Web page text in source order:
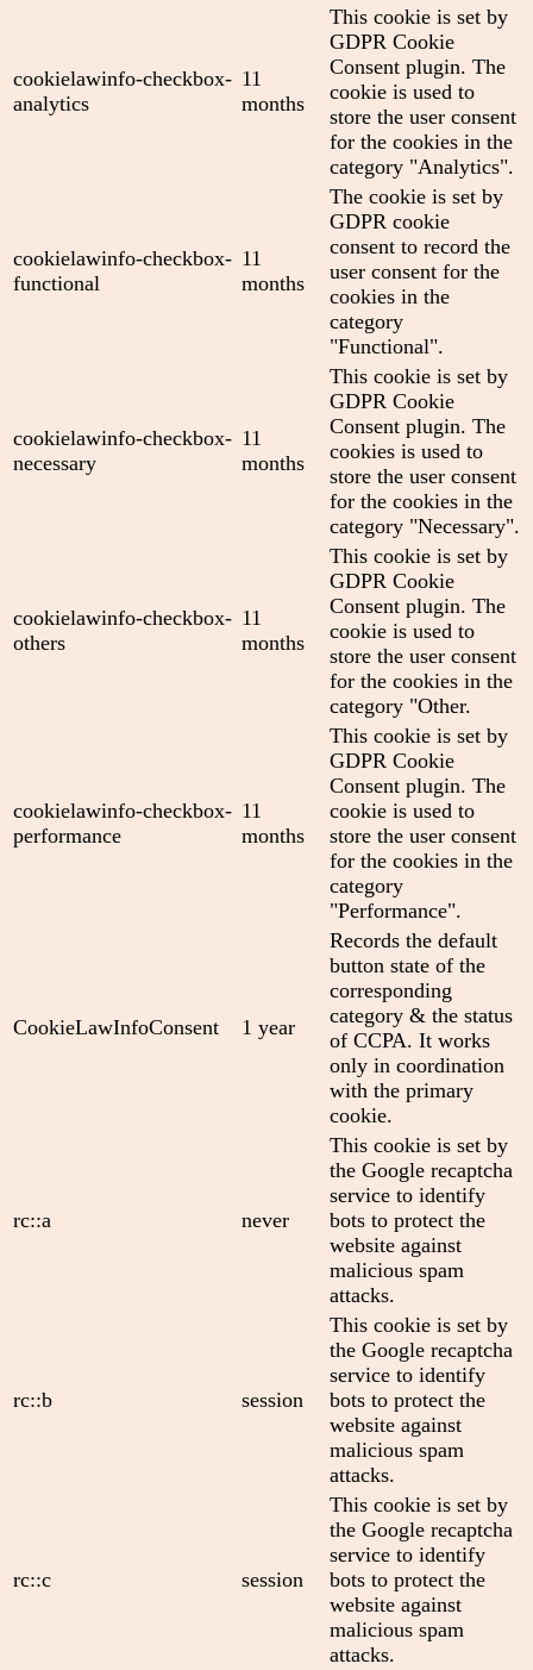
cookielawinfo-checkbox-
analytics
11
months
This cookie is set by
GDPR Cookie
Consent plugin. The
cookie is used to
store the user consent
for the cookies in the
category "Analytics".
cookielawinfo-checkbox-
functional
11
months
The cookie is set by
GDPR cookie
consent to record the
user consent for the
cookies in the
category
"Functional".
cookielawinfo-checkbox-
necessary
11
months
This cookie is set by
GDPR Cookie
Consent plugin. The
cookies is used to
store the user consent
for the cookies in the
category "Necessary".
cookielawinfo-checkbox-
others
11
months
This cookie is set by
GDPR Cookie
Consent plugin. The
cookie is used to
store the user consent
for the cookies in the
category "Other.
cookielawinfo-checkbox-
performance
11
months
This cookie is set by
GDPR Cookie
Consent plugin. The
cookie is used to
store the user consent
for the cookies in the
category
"Performance".
CookieLawInfoConsent 1 year
Records the default
button state of the
corresponding
category & the status
of CCPA. It works
only in coordination
with the primary
cookie.
rc::a never
This cookie is set by
the Google recaptcha
service to identify
bots to protect the
website against
malicious spam
attacks.
rc::b session
This cookie is set by
the Google recaptcha
service to identify
bots to protect the
website against
malicious spam
attacks.
rc::c session
This cookie is set by
the Google recaptcha
service to identify
bots to protect the
website against
malicious spam
attacks.